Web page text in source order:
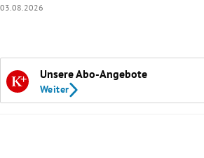
03.08.2026
Unsere Abo-Angebote
Weiter